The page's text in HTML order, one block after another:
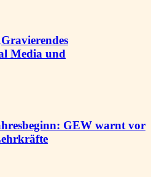
Media und
GEW warnt vor